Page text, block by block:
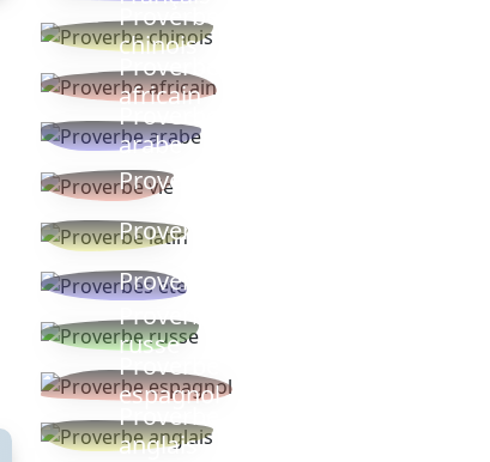
Proverbe
chinois
Proverbe
africain
Proverbe
arabe
Proverbe vie
Proverbe latin
Proverbes ete
Proverbe
russe
Proverbe
espagnol
Proverbe
anglais